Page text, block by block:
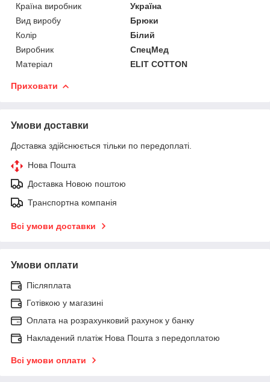
Країна виробник
Україна
Вид виробу
Брюки
Колір
Білий
Виробник
СпецМед
Матеріал
ELIT COTTON
Приховати
Умови доставки
Доставка здійснюється тільки по передоплаті.
Нова Пошта
Доставка Новою поштою
Транспортна компанія
Всі умови доставки
Умови оплати
Післяплата
Готівкою у магазині
Оплата на розрахунковий рахунок у банку
Накладений платіж Нова Пошта з передоплатою
Всі умови оплати